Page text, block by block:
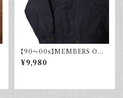
【90～00s】MEMBERS ONL
Y メンバーズオンリー フェード
スエード ブルゾンジャケット ス
000年代
¥9,980